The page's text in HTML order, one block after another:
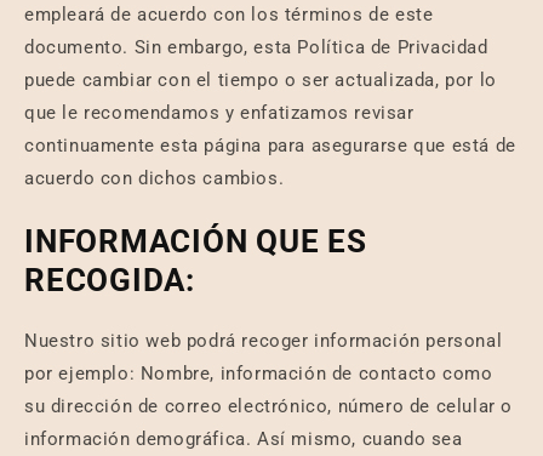
empleará de acuerdo con los términos de este
documento. Sin embargo, esta Política de Privacidad
puede cambiar con el tiempo o ser actualizada, por lo
que le recomendamos y enfatizamos revisar
continuamente esta página para asegurarse que está de
acuerdo con dichos cambios.
INFORMACIÓN QUE ES
RECOGIDA:
Nuestro sitio web podrá recoger información personal
por ejemplo: Nombre, información de contacto como
su dirección de correo electrónico, número de celular o
información demográfica. Así mismo, cuando sea